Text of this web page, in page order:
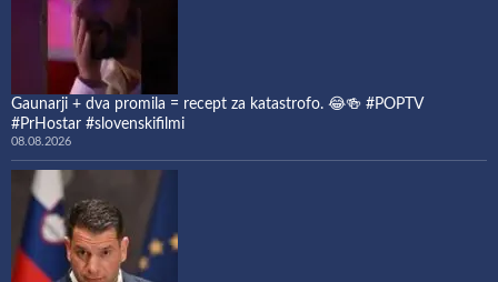
Gaunarji + dva promila = recept za katastrofo. 😂🍻 #POPTV
#PrHostar #slovenskifilmi
08.08.2026